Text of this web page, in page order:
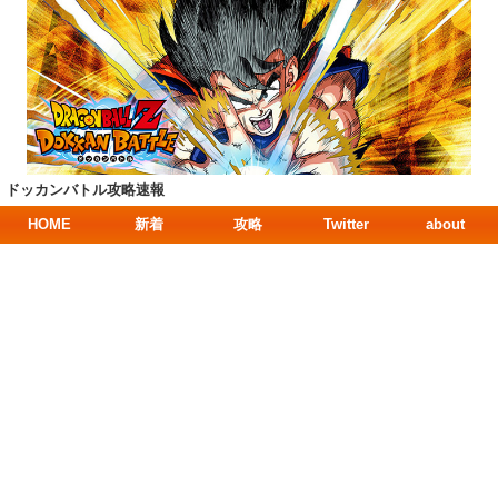
ドッカンバトル攻略速報
HOME 新着 攻略 Twitter about